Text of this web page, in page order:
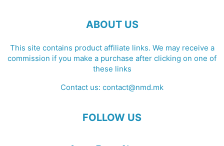
ABOUT US
This site contains product affiliate links. We may receive a
commission if you make a purchase after clicking on one of
these links
Contact us: contact@nmd.mk
FOLLOW US